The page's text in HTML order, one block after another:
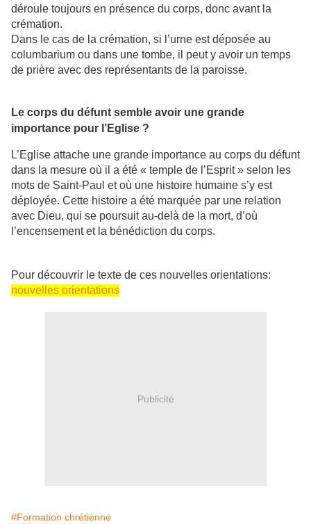
déroule toujours en présence du corps, donc avant la
crémation.
Dans le cas de la crémation, si l’urne est déposée au
columbarium ou dans une tombe, il peut y avoir un temps
de prière avec des représentants de la paroisse.
Le corps du défunt semble avoir une grande
importance pour l’Eglise ?
L’Eglise attache une grande importance au corps du défunt
dans la mesure où il a été « temple de l’Esprit » selon les
mots de Saint-Paul et où une histoire humaine s’y est
déployée. Cette histoire a été marquée par une relation
avec Dieu, qui se poursuit au-delà de la mort, d’où
l’encensement et la bénédiction du corps.
Pour découvrir le texte de ces nouvelles orientations:
nouvelles orientations
Publicité
#Formation chrétienne